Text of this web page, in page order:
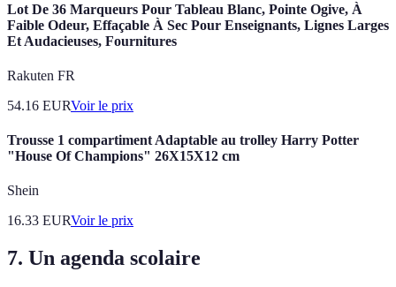
Lot De 36 Marqueurs Pour Tableau Blanc, Pointe Ogive, À
Faible Odeur, Effaçable À Sec Pour Enseignants, Lignes Larges
Et Audacieuses, Fournitures
Rakuten FR
54.16 EURVoir le prix
Trousse 1 compartiment Adaptable au trolley Harry Potter
"House Of Champions" 26X15X12 cm
Shein
16.33 EURVoir le prix
7. Un agenda scolaire